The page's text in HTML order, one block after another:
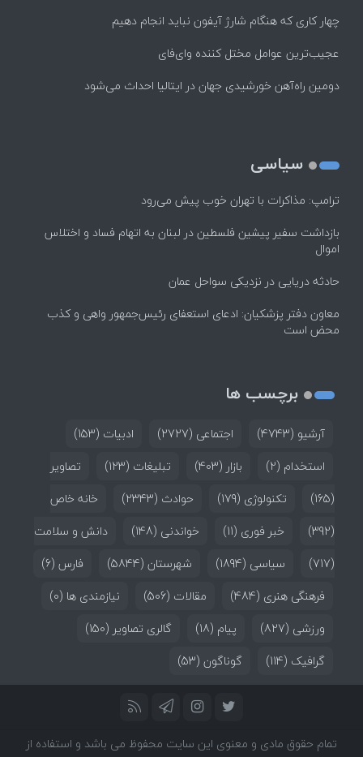
چهار کاری که هنگام شارژ آیفون نباید انجام دهیم
عجیب‌ترین عوامل مختل کننده وای‌فای
دومین راه‌آهن خورشیدی جهان در ایتالیا احداث می‌شود
سیاسی
ترامپ: مذاکرات با تهران خوب پیش می‌رود
بازداشت سفیر پیشین فلسطین در لبنان به اتهام فساد و اختلاس
اموال
حادثه دریایی در نزدیکی سواحل عمان
معاون دفتر پزشکیان: ادعای استعفای رئیس‌جمهور واهی و کذب
محض است
برچسب ها
آرشیو (4743) اجتماعی (2727) ادبیات (153)
استخدام (2) بازار (403) تبلیغات (123)
تصاویر
(165)
تکنولوژی (179) حوادث (2343)
خانه خاص
(392)
خبر فوری (11) خواندنی (148)
دانش و سلامت
(717)
سیاسی (1894) شهرستان (5844) فارس (6)
فرهنگی هنری (484) مقالات (506) نیازمندی ها (0)
ورزشی (827) پیام (18) گالری تصاویر (150)
گرافیک (114) گوناگون (53)
تمام حقوق مادی و معنوی این سایت محفوظ می باشد و استفاده از